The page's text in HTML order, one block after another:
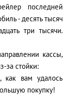
последней
- десять тысяч
три тысячи.
кассы,
за стойки:
вам удалось
покупку!